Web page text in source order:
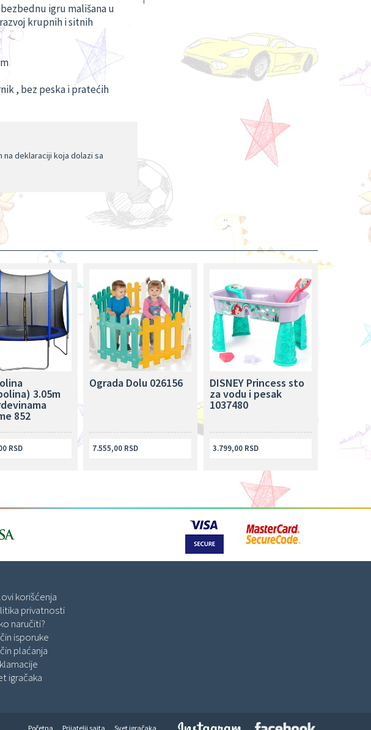
igru mališana u
krupnih i sitnih
, bez peska i pratećih
na deklaraciji koja dolazi sa
3.05m
852
RSD
Ograda Dolu 026156
7.555,00 RSD
DISNEY Princess sto
za vodu i pesak
1037480
3.799,00 RSD
korišćenja
privatnosti
naručiti?
isporuke
plaćanja
igračaka
Početna Prijatelji sajta Svet igračaka